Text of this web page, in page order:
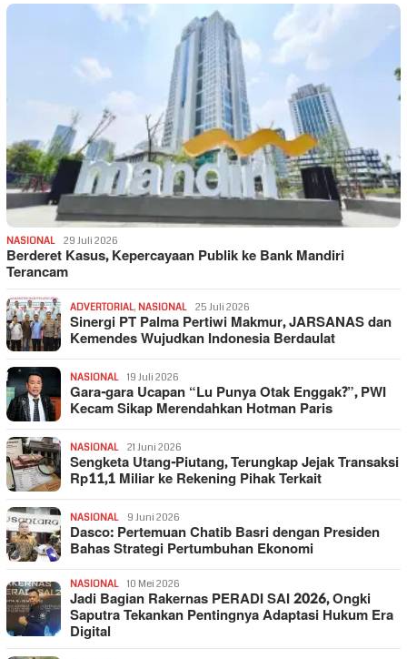
NASIONAL 29 Juli 2026
Berderet Kasus, Kepercayaan Publik ke Bank Mandiri
Terancam
ADVERTORIAL, NASIONAL 25 Juli 2026
Sinergi PT Palma Pertiwi Makmur, JARSANAS dan
Kemendes Wujudkan Indonesia Berdaulat
NASIONAL 19 Juli 2026
Gara-gara Ucapan “Lu Punya Otak Enggak?”, PWI
Kecam Sikap Merendahkan Hotman Paris
NASIONAL 21 Juni 2026
Sengketa Utang-Piutang, Terungkap Jejak Transaksi
Rp11,1 Miliar ke Rekening Pihak Terkait
NASIONAL 9 Juni 2026
Dasco: Pertemuan Chatib Basri dengan Presiden
Bahas Strategi Pertumbuhan Ekonomi
NASIONAL 10 Mei 2026
Jadi Bagian Rakernas PERADI SAI 2026, Ongki
Saputra Tekankan Pentingnya Adaptasi Hukum Era
Digital